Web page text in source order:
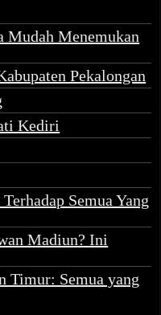
Mudah Menemukan
Pekalongan
Kediri
Semua Yang
Madiun? Ini
Timur: Semua yang